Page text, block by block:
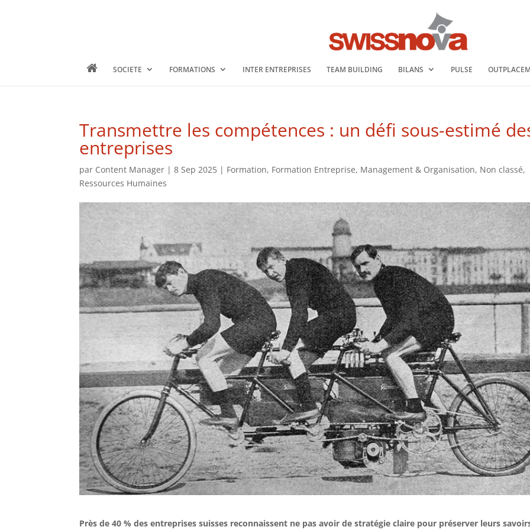
SOCIETE FORMATIONS INTER ENTREPRISES TEAM BUILDING BILANS PULSE
Transmettre les compétences : un défi sous-estimé
entreprises
par Content Manager |8 Sep 2025 | Formation, Formation Entreprise, Management & Organisation, Non classé,
Ressources Humaines
Près de 40 % des entreprises suisses reconnaissent ne pas avoir de stratégie claire pour préserver leurs